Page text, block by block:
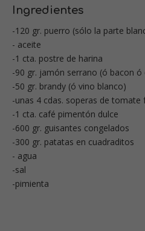
Ingredientes
-120 gr. puerro (sólo la parte
- aceite
-1 cta. postre de harina
-90 gr. jamón serrano (ó bacon ó
-50 gr. brandy (ó vino blanco)
-unas 4 cdas. soperas de tomate
-1 cta. café pimentón dulce
-600 gr. guisantes congelados
-300 gr. patatas en cuadraditos
- agua
-sal
-pimienta